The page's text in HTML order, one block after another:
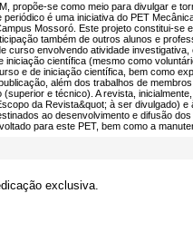
propõe-se como meio para divulgar e
é uma iniciativa do PET
Mossoró. Este projeto constitui-se
também de outros alunos e
curso envolvendo atividade investigativa,
científica (mesmo como
e de iniciação científica, bem como
além dos trabalhos de
e técnico). A revista,
da Revista&quot; à ser divulgado) e
ao desenvolvimento e difusão
para este PET, bem como a
exclusiva.